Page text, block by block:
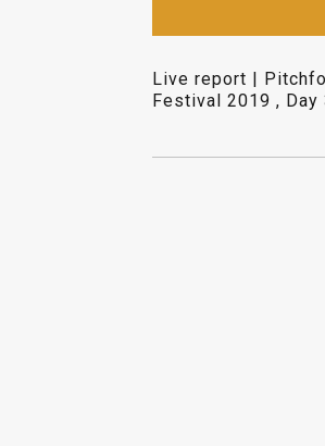
Live report |
Festival 2019 , Day